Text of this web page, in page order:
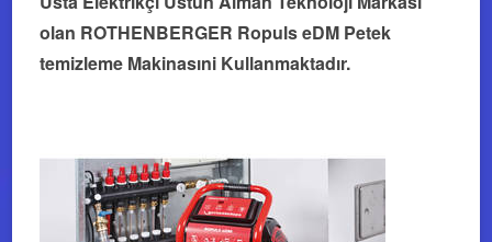
olan ROTHENBERGER Ropuls eDM Petek
temizleme Makinasıni Kullanmaktadır.